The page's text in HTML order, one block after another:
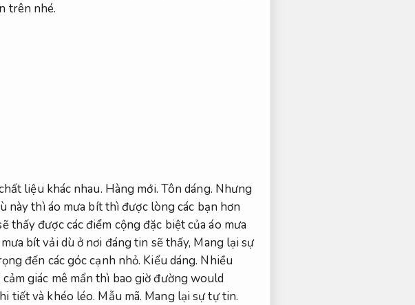
trên nhé.
liệu khác nhau. Hàng mới. Tôn dáng. Nhưng
này thì áo mưa bít thì được lòng các bạn hơn
thấy được các điểm cộng đặc biệt của áo mưa
bít vải dù ở nơi đáng tin sẽ thấy, Mang lại sự
đến các góc cạnh nhỏ. Kiểu dáng. Nhiều
giác mê mẩn thì bao giờ đường would
tiết và khéo léo. Mẫu mã. Mang lại sự tự tin.